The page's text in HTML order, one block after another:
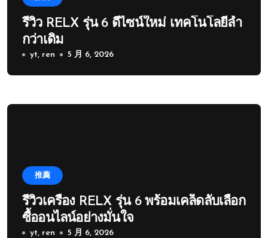
รีวิว RELX รุ่น 6 ดีไซน์ใหม่ เทคโนโลยีล้ำ
กว่าเดิม
yt, ren 5 月 6, 2026
推薦
รีวิวเครื่อง RELX รุ่น 6 พร้อมเคล็ดลับเลือก
ซื้ออนไลน์อย่างมั่นใจ
yt, ren 5 月 6, 2026